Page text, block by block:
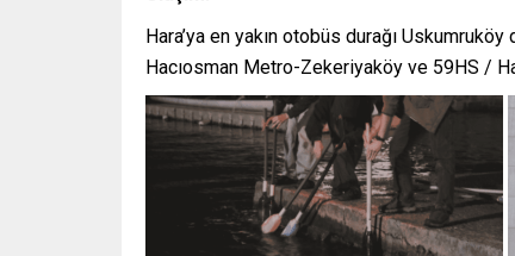
Hara’ya en yakın otobüs durağı
Hacıosman Metro-Zekeriyaköy ve 59HS /